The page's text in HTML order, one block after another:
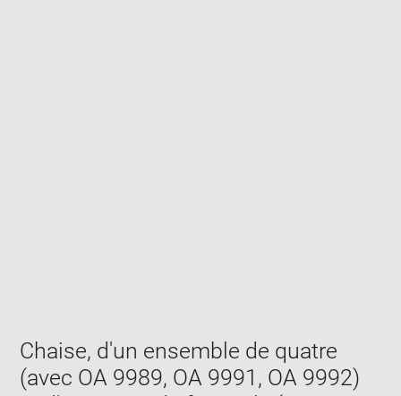
window
Chaise, d'un ensemble de quatre
(avec OA 9989, OA 9991, OA 9992)